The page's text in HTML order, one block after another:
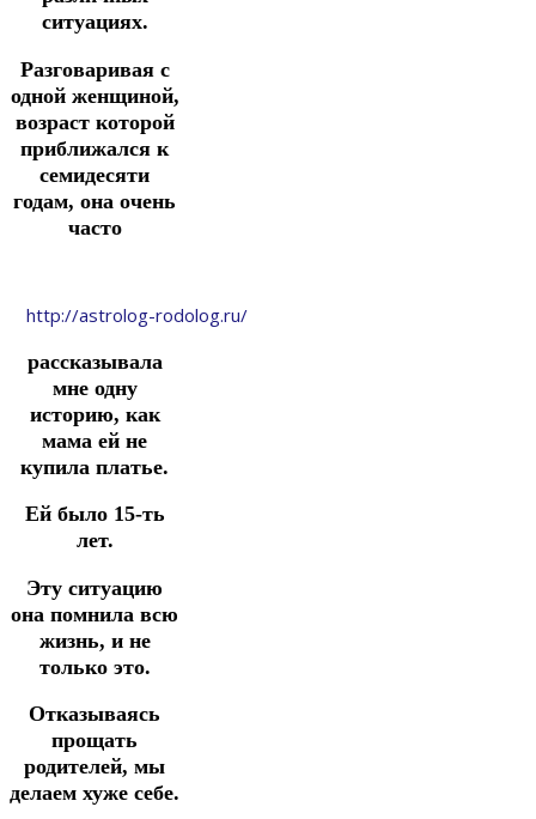
ситуациях.
Разговаривая с
одной женщиной,
возраст которой
приближался к
семидесяти
годам, она очень
часто
http://astrolog-rodolog.ru/
рассказывала
мне одну
историю, как
мама ей не
купила платье.
Ей было 15-ть
лет.
Эту ситуацию
она помнила всю
жизнь, и не
только это.
Отказываясь
прощать
родителей, мы
делаем хуже себе.